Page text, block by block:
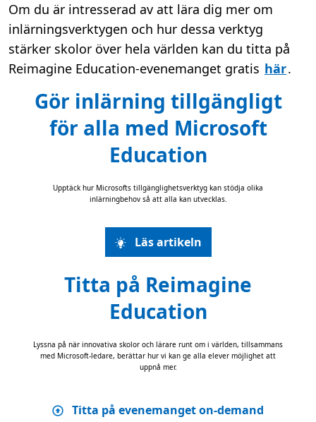
Om du är intresserad av att lära dig mer om
inlärningsverktygen och hur dessa verktyg
stärker skolor över hela världen kan du titta på
Reimagine Education-evenemanget gratis här.
Gör inlärning tillgängligt
för alla med Microsoft
Education
Upptäck hur Microsofts tillgänglighetsverktyg kan stödja olika
inlärningbehov så att alla kan utvecklas.
Läs artikeln
Titta på Reimagine
Education
Lyssna på när innovativa skolor och lärare runt om i världen, tillsammans
med Microsoft-ledare, berättar hur vi kan ge alla elever möjlighet att
uppnå mer.
Titta på evenemanget on-demand